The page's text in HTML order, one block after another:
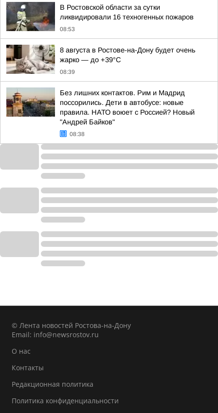
В Ростовской области за сутки
ликвидировали 16 техногенных пожаров
08:53
8 августа в Ростове-на-Дону будет очень
жарко — до +39°C
08:39
Без лишних контактов. Рим и Мадрид
поссорились. Дети в автобусе: новые
правила. НАТО воюет с Россией? Новый
"Андрей Байков"
08:38
© Лента новостей Ростова-на-Дону
Email: info@newsrostov.ru
О нас
Контакты
Редакционная политика
Политика конфиденциальности